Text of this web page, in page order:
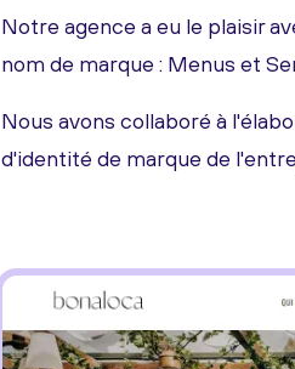
Notre agence a eu le plaisir
nom de marque : Menus et
Nous avons collaboré à
d'identité de marque de